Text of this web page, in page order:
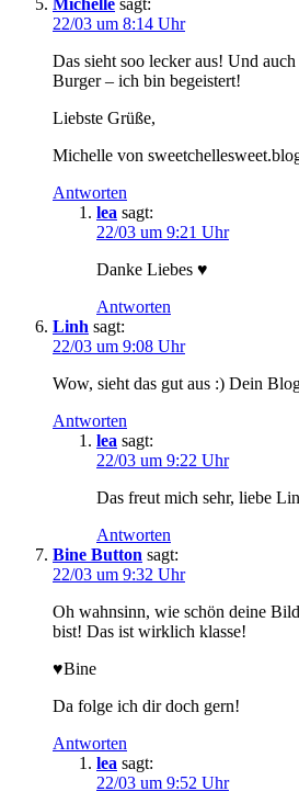
22/03 um 8:14 Uhr
Das sieht soo lecker aus! Und
Burger – ich bin begeistert!
Liebste Grüße,
Michelle von
Antworten
lea sagt:
22/03 um 9:21 Uhr
Danke Liebes ♥
Antworten
Linh sagt:
22/03 um 9:08 Uhr
Wow, sieht das gut aus :) Dein
Antworten
lea sagt:
22/03 um 9:22 Uhr
Das freut mich sehr, liebe
Antworten
Bine Button sagt:
22/03 um 9:32 Uhr
Oh wahnsinn, wie schön deine
bist! Das ist wirklich klasse!
♥Bine
Da folge ich dir doch gern!
Antworten
lea sagt:
22/03 um 9:52 Uhr